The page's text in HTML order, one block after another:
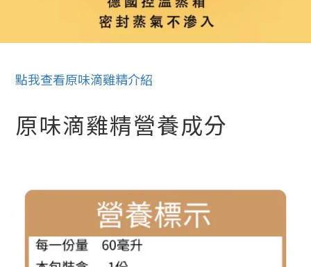
點我查看原味滴雞精介紹
原味滴雞精營養成分